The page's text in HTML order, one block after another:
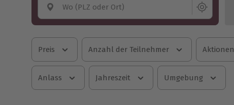
Wo (PLZ oder Ort)
Preis Anzahl der Teilnehmer Aktionen
Anlass Jahreszeit Umgebung